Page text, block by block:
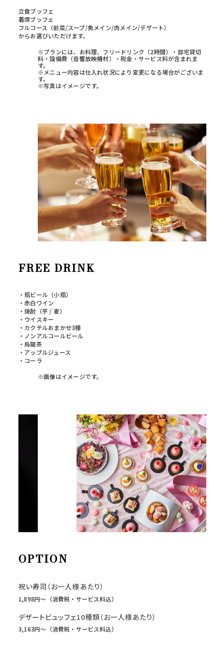
立食ブッフェ
着席ブッフェ
フルコース（前菜/スープ/魚メイン/肉メイン/デザート）
からお選びいただけます。
※プランには、お料理、フリードリンク（2時間）・邸宅貸切
料・設備費（音響放映機材）・税金・サービス料が含まれま
す。
※メニュー内容は仕入れ状況により変更になる場合がございま
す。
※写真はイメージです。
FREE DRINK
・瓶ビール（小瓶）
・赤白ワイン
・焼酎（芋 / 麦）
・ウイスキー
・カクテルおまかせ3種
・ノンアルコールビール
・烏龍茶
・アップルジュース
・コーラ
※画像はイメージです。
OPTION
祝い寿司（お一人様あたり）
1,898円〜（消費税・サービス料込）
デザートビュッフェ10種類（お一人様あたり）
3,163円〜（消費税・サービス料込）